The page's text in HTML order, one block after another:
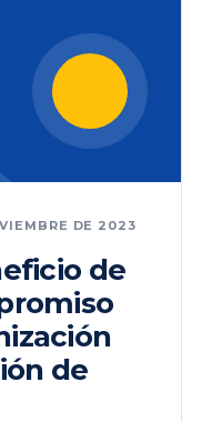
DE 2023
de
de